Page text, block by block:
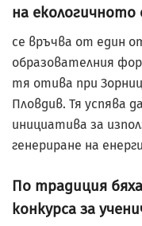
на екологичното
се връчва от един
образователния
тя отива при
Пловдив. Тя успява
инициатива за
генериране на
По традиция
конкурса за